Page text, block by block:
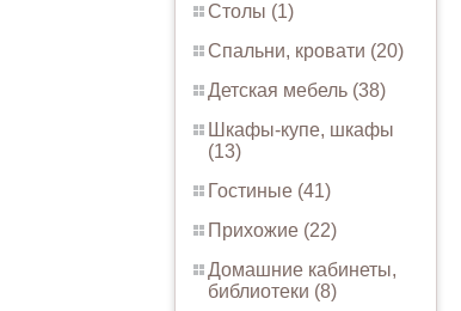
Столы (1)
Спальни, кровати (20)
Детская мебель (38)
Шкафы-купе, шкафы
(13)
Гостиные (41)
Прихожие (22)
Домашние кабинеты,
библиотеки (8)